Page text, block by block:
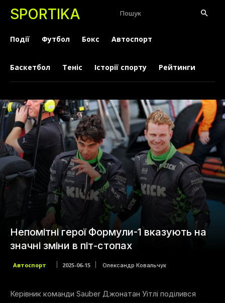
SPORTIKA Пошук
Події Футбол Бокс Автоспорт
Баскетбол Теніс Історії спорту Рейтинги
Непомітні герої Формули-1 вказують на
значні зміни в піт-стопах
Автоспорт 2025-06-15 Олександр Ковальчук
Керівник команди Sauber Джонатан Уітлі поділився